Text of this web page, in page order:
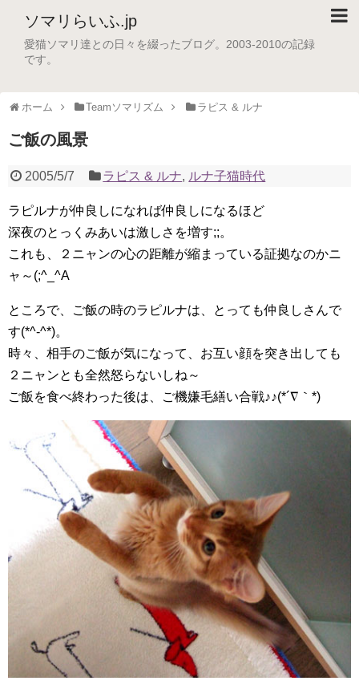
ソマリらいふ.jp
愛猫ソマリ達との日々を綴ったブログ。2003-2010の記録
です。
ホーム Teamソマリズム ラピス & ルナ
ご飯の風景
2005/5/7 ラピス & ルナ, ルナ子猫時代
ラピルナが仲良しになれば仲良しになるほど
深夜のとっくみあいは激しさを増す;;。
これも、２ニャンの心の距離が縮まっている証拠なのかニ
ャ～(;^_^A
ところで、ご飯の時のラピルナは、とっても仲良しさんで
す(*^-^*)。
時々、相手のご飯が気になって、お互い顔を突き出しても
２ニャンとも全然怒らないしね～
ご飯を食べ終わった後は、ご機嫌毛繕い合戦♪♪(*´∇｀*)